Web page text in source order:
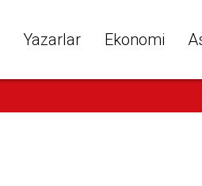
Yazarlar Ekonomi